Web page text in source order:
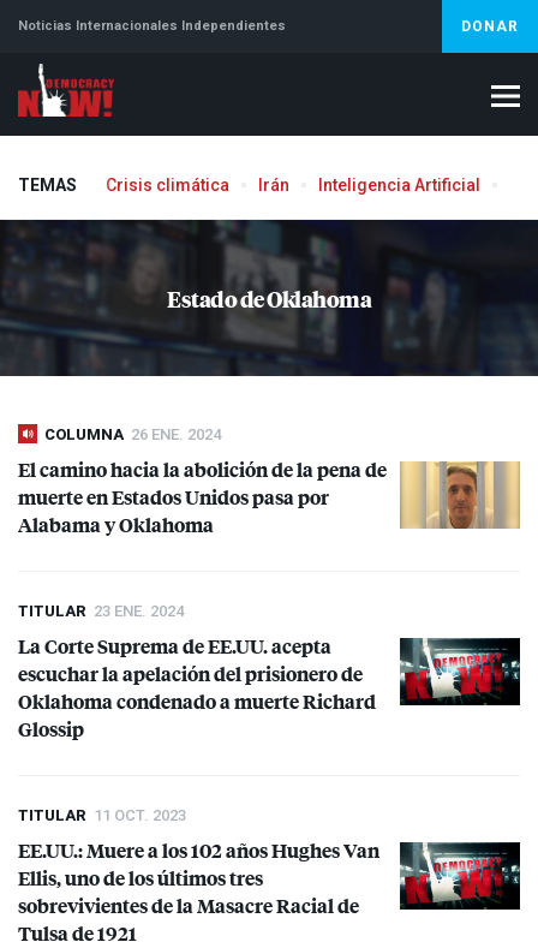
Noticias Internacionales Independientes DONAR
TEMAS Crisis climática Irán Inteligencia Artificial
Estado de Oklahoma
COLUMNA 26 ENE. 2024
El camino hacia la abolición de la pena de
muerte en Estados Unidos pasa por
Alabama y Oklahoma
TITULAR 23 ENE. 2024
La Corte Suprema de EE.UU. acepta
escuchar la apelación del prisionero de
Oklahoma condenado a muerte Richard
Glossip
TITULAR 11 OCT. 2023
EE.UU.: Muere a los 102 años Hughes Van
Ellis, uno de los últimos tres
sobrevivientes de la Masacre Racial de
Tulsa de 1921